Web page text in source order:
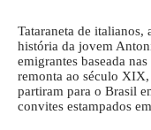
Tataraneta de italianos,
história da jovem
emigrantes baseada
remonta ao século
partiram para o Brasil
convites estampados